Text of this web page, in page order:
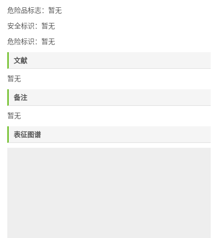
危险品标志：暂无
安全标识：暂无
危险标识：暂无
文献
暂无
备注
暂无
表征图谱